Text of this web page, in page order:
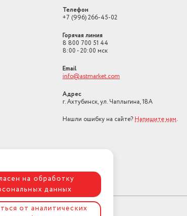
Телефон
+7 (996) 266-45-02
Горячая линия
8 800 700 51 44
8:00 - 20:00 мск
Email
info@astmarket.com
Адрес
г. Ахтубинск, ул. Чаплыгина, 18А
Нашли ошибку на сайте? Напишите нам.
на обработку
данных
от аналитических